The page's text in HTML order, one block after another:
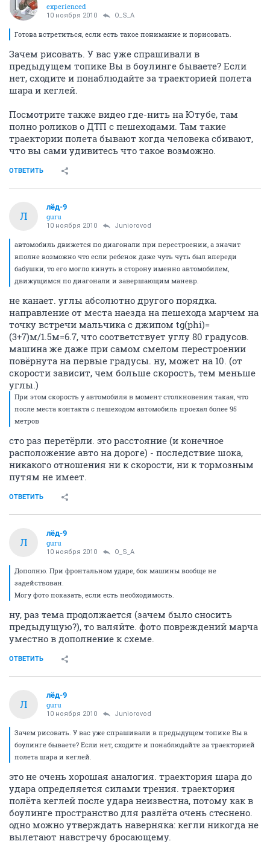
experienced
10 ноября 2010 O_S_A
Готова встретиться, если есть такое понимание и порисовать.
Зачем рисовать. У вас уже спрашивали в
предыдущем топике Вы в боулинге бываете? Если
нет, сходите и понаблюдайте за траекторией полета
шара и кеглей.
Посмотрите также видео где-нить на Ютубе, там
полно роликов о ДТП с пешеходами. Там такие
траектории полета бывают когда человека сбивают,
что вы сами удивитесь что такое возможно.
ОТВЕТИТЬ
Л
лёд-9
guru
10 ноября 2010 Juniorovod
автомобиль движется по диагонали при перестроении, а значит
вполне возможно что если ребенок даже чуть чуть был впереди
бабушки, то его могло кинуть в сторону именно автомобилем,
движущимся по диагонали и завершающим маневр.
не канает. углы абсолютно другого порядка.
направление от места наезда на пешехода марчем на
точку встречи мальчика с джипом tg(phi)=
(3+7)м/1.5м=6.7, что соответствует углу 80 градусов.
машина же даже при самом смелом перестроении
повёрнута на первые градусы. ну, может на 10. (от
скорости зависит, чем больше скорость, тем меньше
углы.)
При этом скорость у автомобиля в момент столкновения такая, что
после места контакта с пешеходом автомобиль проехал более 95
метров
сто раз перетёрли. это расстояние (и конечное
расположение авто на дороге) - последствие шока,
никакого отношения ни к скорости, ни к тормозным
путям не имеет.
ОТВЕТИТЬ
Л
лёд-9
guru
10 ноября 2010 O_S_A
Дополню. При фронтальном ударе, бок машины вообще не
задействован.
Могу фото показать, если есть необходимость.
ну, раз тема продолжается (зачем было сносить
предыдущую?), то валяйте. фото повреждений марча
уместно в дополнение к схеме.
ОТВЕТИТЬ
Л
лёд-9
guru
10 ноября 2010 Juniorovod
Зачем рисовать. У вас уже спрашивали в предыдущем топике Вы в
боулинге бываете? Если нет, сходите и понаблюдайте за траекторией
полета шара и кеглей.
это не очень хорошая аналогия. траектория шара до
удара определяется силами трения. траектория
полёта кеглей после удара неизвестна, потому как в
боулинге пространство для разлёта очень стеснено.
одно можно утверждать наверняка: кегли никогда не
вылетают навстречу бросающему.